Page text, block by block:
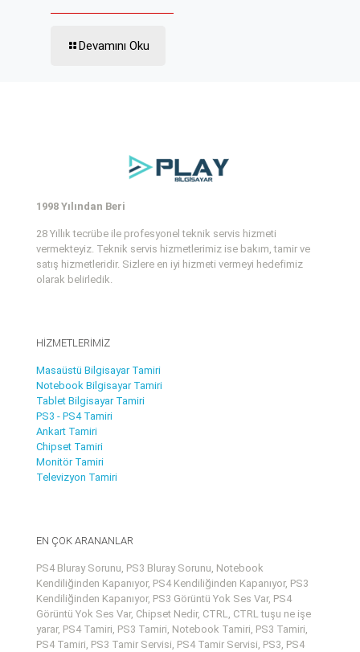
Devamını Oku
1998 Yılından Beri
28 Yıllık tecrübe ile profesyonel teknik servis hizmeti
vermekteyiz. Teknik servis hizmetlerimiz ise bakım, tamir ve
satış hizmetleridir. Sizlere en iyi hizmeti vermeyi hedefimiz
olarak belirledik.
HİZMETLERİMİZ
Masaüstü Bilgisayar Tamiri
Notebook Bilgisayar Tamiri
Tablet Bilgisayar Tamiri
PS3 - PS4 Tamiri
Ankart Tamiri
Chipset Tamiri
Monitör Tamiri
Televizyon Tamiri
EN ÇOK ARANANLAR
PS4 Bluray Sorunu, PS3 Bluray Sorunu, Notebook
Kendiliğinden Kapanıyor, PS4 Kendiliğinden Kapanıyor, PS3
Kendiliğinden Kapanıyor, PS3 Görüntü Yok Ses Var, PS4
Görüntü Yok Ses Var, Chipset Nedir, CTRL, CTRL tuşu ne işe
yarar, PS4 Tamiri, PS3 Tamiri, Notebook Tamiri, PS3 Tamiri,
PS4 Tamiri, PS3 Tamir Servisi, PS4 Tamir Servisi, PS3, PS4